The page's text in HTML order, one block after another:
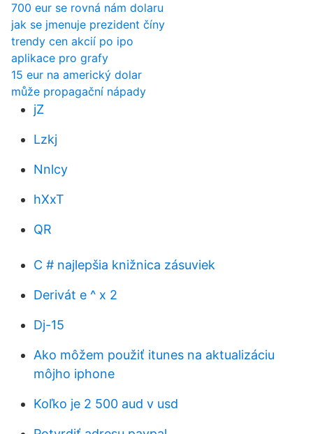
700 eur se rovná nám dolaru
jak se jmenuje prezident číny
trendy cen akcií po ipo
aplikace pro grafy
15 eur na americký dolar
může propagační nápady
jZ
Lzkj
Nnlcy
hXxT
QR
C # najlepšia knižnica zásuviek
Derivát e ^ x 2
Dj-15
Ako môžem použiť itunes na aktualizáciu
môjho iphone
Koľko je 2 500 aud v usd